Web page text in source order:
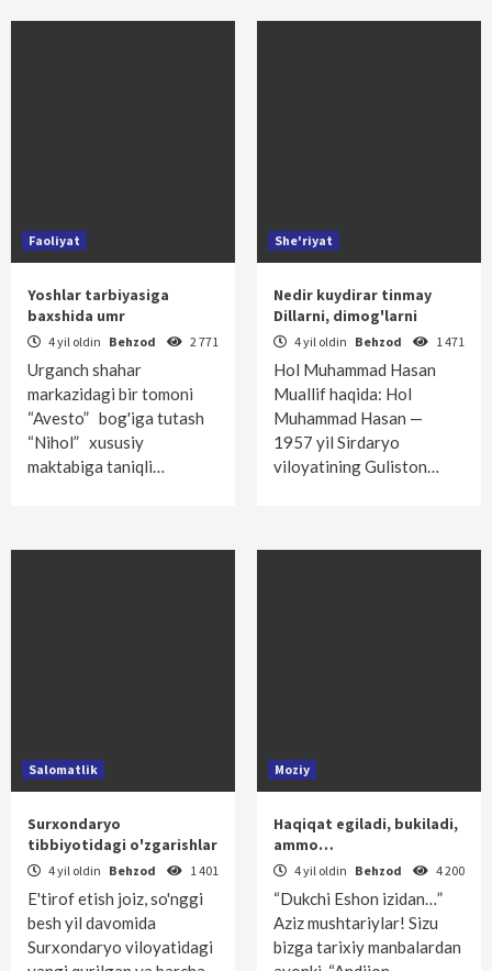
Faoliyat
Yoshlar tarbiyasiga
baxshida umr
4 yil oldin Behzod 2 771
Urganch shahar
markazidagi bir tomoni
“Avesto” bog'iga tutash
“Nihol” xususiy
maktabiga taniqli…
She'riyat
Nedir kuydirar tinmay
Dillarni, dimog'larni
4 yil oldin Behzod 1 471
Hol Muhammad Hasan
Muallif haqida: Hol
Muhammad Hasan —
1957 yil Sirdaryo
viloyatining Gulis­ton…
Salomatlik
Surxondaryo
tibbiyotidagi o'zgarishlar
4 yil oldin Behzod 1 401
E'tirof etish joiz, so'nggi
besh yil davomida
Surxondaryo viloyatidagi
Moziy
Haqiqat egiladi, bukiladi,
ammo…
4 yil oldin Behzod 4 200
“Dukchi Eshon izidan…”
Aziz mushtariylar! Sizu
bizga tarixiy manbalardan